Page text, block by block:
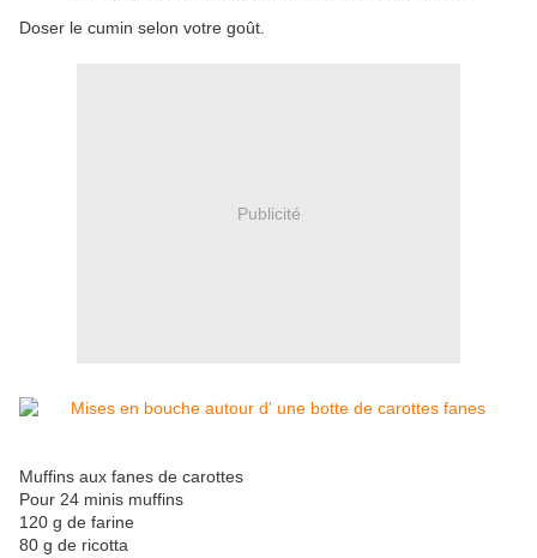
Doser le cumin selon votre goût.
Publicité
Muffins aux fanes de carottes
Pour 24 minis muffins
120 g de farine
80 g de ricotta